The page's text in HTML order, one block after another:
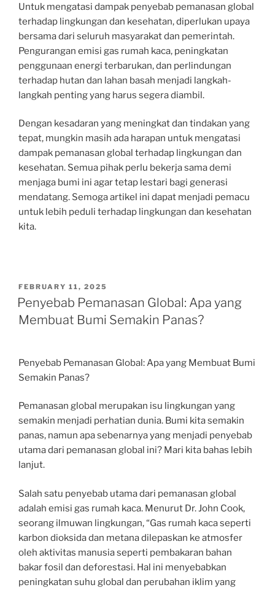
Untuk mengatasi dampak penyebab pemanasan global
terhadap lingkungan dan kesehatan, diperlukan upaya
bersama dari seluruh masyarakat dan pemerintah.
Pengurangan emisi gas rumah kaca, peningkatan
penggunaan energi terbarukan, dan perlindungan
terhadap hutan dan lahan basah menjadi langkah-
langkah penting yang harus segera diambil.
Dengan kesadaran yang meningkat dan tindakan yang
tepat, mungkin masih ada harapan untuk mengatasi
dampak pemanasan global terhadap lingkungan dan
kesehatan. Semua pihak perlu bekerja sama demi
menjaga bumi ini agar tetap lestari bagi generasi
mendatang. Semoga artikel ini dapat menjadi pemacu
untuk lebih peduli terhadap lingkungan dan kesehatan
kita.
POSTED
ON
FEBRUARY 11, 2025
Penyebab Pemanasan Global: Apa yang
Membuat Bumi Semakin Panas?
Penyebab Pemanasan Global: Apa yang Membuat Bumi
Semakin Panas?
Pemanasan global merupakan isu lingkungan yang
semakin menjadi perhatian dunia. Bumi kita semakin
panas, namun apa sebenarnya yang menjadi penyebab
utama dari pemanasan global ini? Mari kita bahas lebih
lanjut.
Salah satu penyebab utama dari pemanasan global
adalah emisi gas rumah kaca. Menurut Dr. John Cook,
seorang ilmuwan lingkungan, “Gas rumah kaca seperti
karbon dioksida dan metana dilepaskan ke atmosfer
oleh aktivitas manusia seperti pembakaran bahan
bakar fosil dan deforestasi. Hal ini menyebabkan
peningkatan suhu global dan perubahan iklim yang